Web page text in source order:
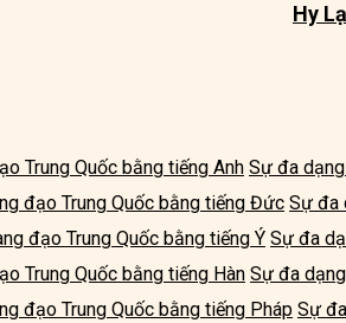
Hy
Trung Quốc bằng tiếng Anh Sự đa
đạo Trung Quốc bằng tiếng Đức Sự đa
đạo Trung Quốc bằng tiếng Ý Sự đa
Trung Quốc bằng tiếng Hàn Sự đa
đạo Trung Quốc bằng tiếng Pháp Sự